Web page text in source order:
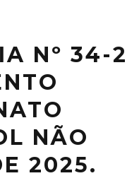
Nº 34-
NÃO
2025.